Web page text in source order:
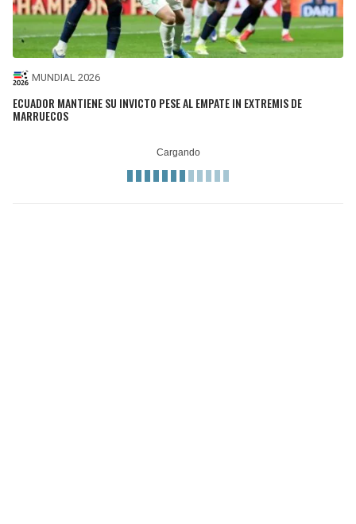
MUNDIAL 2026
ECUADOR MANTIENE SU INVICTO PESE AL EMPATE IN EXTREMIS DE
MARRUECOS